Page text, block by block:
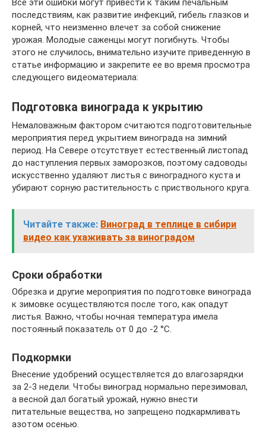
последствиям, как развитие инфекций, гибель глазков и
корней, что неизменно влечет за собой снижение
урожая. Молодые саженцы могут погибнуть. Чтобы
этого не случилось, внимательно изучите приведенную в
статье информацию и закрепите ее во время просмотра
следующего видеоматериала:
Подготовка винограда к укрытию
Немаловажным фактором считаются подготовительные
мероприятия перед укрытием винограда на зимний
период. На Севере отсутствует естественный листопад
до наступления первых заморозков, поэтому садоводы
искусственно удаляют листья с виноградного куста и
убирают сорную растительность с приствольного круга.
Читайте также: Виноград в теплице в сибири
видео как ухаживать за виноградом
Сроки обработки
Обрезка и другие мероприятия по подготовке винограда
к зимовке осуществляются после того, как опадут
листья. Важно, чтобы ночная температура имела
постоянный показатель от 0 до -2 °С.
Подкормки
Внесение удобрений осуществляется до влагозарядки
за 2-3 недели. Чтобы виноград нормально перезимовал,
а весной дал богатый урожай, нужно внести
питательные вещества, но запрещено подкармливать
азотом осенью.